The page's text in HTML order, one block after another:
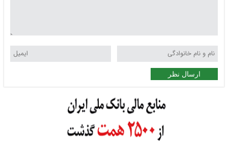
ارسال نظر